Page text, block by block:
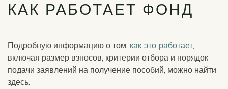
КАК РАБОТАЕТ ФОНД
Подробную информацию о том, как это работает
включая размер взносов, критерии отбора и порядок
подачи заявлений на получение пособий, можно найти
здесь.